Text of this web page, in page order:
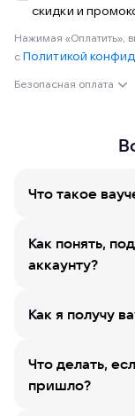
скидки и
Нажимая «Оплатить»,
с Политикой
Безопасная оплата
Что такое
Как понять,
аккаунту?
Как я получу
Что делать,
пришло?